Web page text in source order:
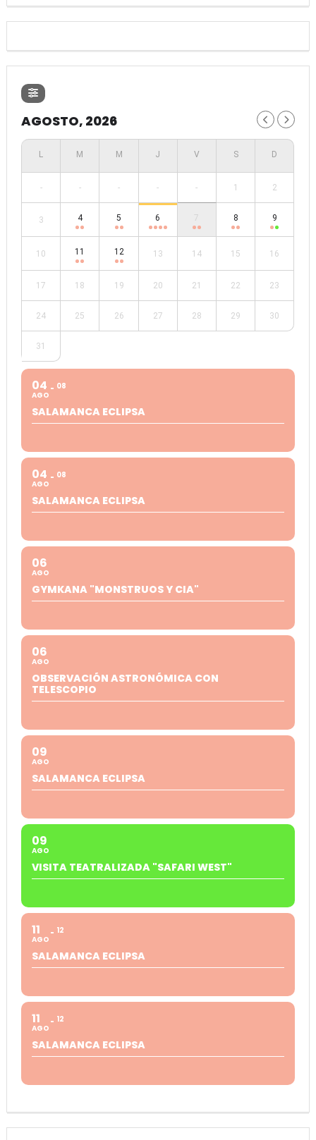
AGOSTO, 2026
- - - - - 1 2
3 4 5 6 7 8 9
10 11 12 13 14 15 16
17 18 19 20 21 22 23
24 25 26 27 28 29 30
31
04
AGO
08
SALAMANCA ECLIPSA
04
AGO
08
SALAMANCA ECLIPSA
06
AGO
GYMKANA "MONSTRUOS Y CIA"
06
AGO
OBSERVACIÓN ASTRONÓMICA CON
TELESCOPIO
09
AGO
SALAMANCA ECLIPSA
09
AGO
VISITA TEATRALIZADA "SAFARI WEST"
11
AGO
12
SALAMANCA ECLIPSA
11
AGO
12
SALAMANCA ECLIPSA